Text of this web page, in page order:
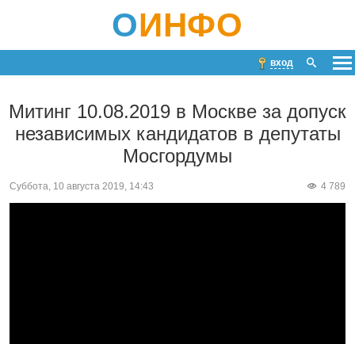
ОИНФО
вход
Митинг 10.08.2019 в Москве за допуск
независимых кандидатов в депутаты
Мосгордумы
4 789
Суббота, 10 августа 2019, 14:43